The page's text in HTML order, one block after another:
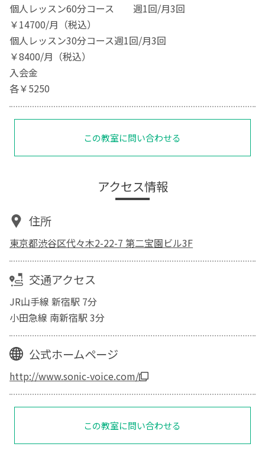
個人レッスン60分コース 週1回/月3回
￥14700/月（税込）
個人レッスン30分コース週1回/月3回
￥8400/月（税込）
入会金
各￥5250
この教室に問い合わせる
アクセス情報
住所
東京都渋谷区代々木2-22-7 第二宝園ビル3F
交通アクセス
JR山手線 新宿駅 7分
小田急線 南新宿駅 3分
公式ホームページ
http://www.sonic-voice.com/
この教室に問い合わせる